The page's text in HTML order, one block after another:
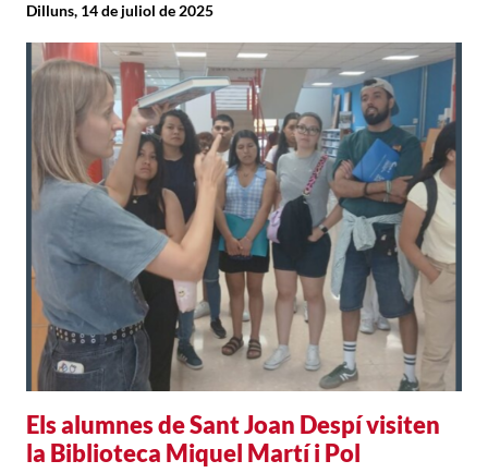
Els alumnes de Sant Joan Despí visiten
la Biblioteca Miquel Martí i Pol
Dilluns, 14 de juliol de 2025